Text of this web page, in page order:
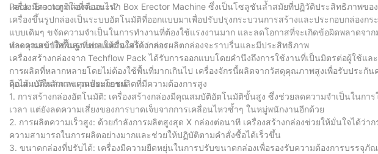
Pack มีความภูมิใจที่จะแนะนำ Box Erector Machine ซึ่งเป็นโซลูชันล้ำสมัยที่ปฏิวัติประสิทธิภาพข
เครื่อง Erector กล่องคืออะไร?
เครื่องขึ้นรูปกล่องเป็นระบบอัตโนมัติที่ออกแบบมาเพื่อปรับปรุงกระบวนการสร้างและประกอบกล่อ
แบบเดิมๆ ขจัดความจำเป็นในการทำงานที่ต้องใช้แรงงานมาก และลดโอกาสที่จะเกิดข้อผิดพลาดจา
และคุณสมบัติขั้นสูงที่ช่วยให้มั่นใจได้ว่าการผลิตกล่องจะราบรื่นและมีประสิทธิภาพ
ทำความเข้าใจพื้นฐานของเครื่องสร้างกล่อง
เครื่องสร้างกล่องจาก Techflow Pack ได้รับการออกแบบโดยคำนึงถึงการใช้งานที่เป็นมิตรต่อผู้ใช้
การผลิตที่หลากหลายโดยไม่ต้องใช้พื้นที่มากเกินไป เครื่องจักรนี้ผลิตจากวัสดุคุณภาพสูงเพื่อรับประ
ถือได้ แม้ในสภาพแวดล้อมการผลิตที่มีความต้องการสูง
คุณสมบัติหลักและคุณประโยชน์
1. การสร้างกล่องอัตโนมัติ: เครื่องสร้างกล่องมีคุณสมบัติอัตโนมัติขั้นสูง ซึ่งช่วยลดความจำเป็นในกา
เวลา แต่ยังลดความเสี่ยงของการบาดเจ็บจากการเคลื่อนไหวซ้ำๆ ในหมู่พนักงานอีกด้วย
2. การผลิตความเร็วสูง: ด้วยกำลังการผลิตสูงสุด X กล่องต่อนาที เครื่องสร้างกล่องช่วยให้มั่นใจได้
ความสามารถในการผลิตอย่างมากและช่วยให้ปฏิบัติตามคำสั่งซื้อได้เร็วขึ้น
3. ขนาดกล่องที่ปรับได้: เครื่องมีความยืดหยุ่นในการปรับขนาดกล่องเพื่อรองรับความต้องการบรรจุ